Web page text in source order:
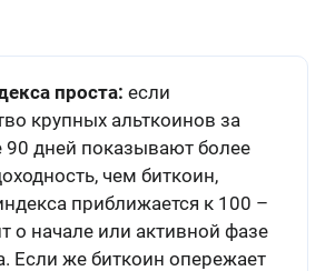
проста: если
крупных альткоинов за
90 дней показывают более
чем биткоин,
приближается к 100 –
о начале или активной фазе
Если же биткоин опережает